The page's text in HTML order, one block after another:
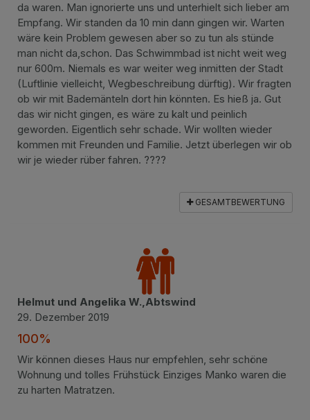
da waren. Man ignorierte uns und unterhielt sich lieber am
Empfang. Wir standen da 10 min dann gingen wir. Warten
wäre kein Problem gewesen aber so zu tun als stünde
man nicht da,schon. Das Schwimmbad ist nicht weit weg
nur 600m. Niemals es war weiter weg inmitten der Stadt
(Luftlinie vielleicht, Wegbeschreibung dürftig). Wir fragten
ob wir mit Bademänteln dort hin könnten. Es hieß ja. Gut
das wir nicht gingen, es wäre zu kalt und peinlich
geworden. Eigentlich sehr schade. Wir wollten wieder
kommen mit Freunden und Familie. Jetzt überlegen wir ob
wir je wieder rüber fahren. ????
GESAMTBEWERTUNG
Helmut und Angelika W.,Abtswind
29. Dezember 2019
100%
Wir können dieses Haus nur empfehlen, sehr schöne
Wohnung und tolles Frühstück Einziges Manko waren die
zu harten Matratzen.